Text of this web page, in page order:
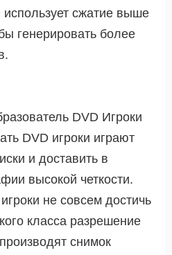
использует сжатие выше
генерировать более
DVD Игроки
DVD игроки играют
и доставить в
высокой четкости.
не совсем достичь
класса разрешение
снимок